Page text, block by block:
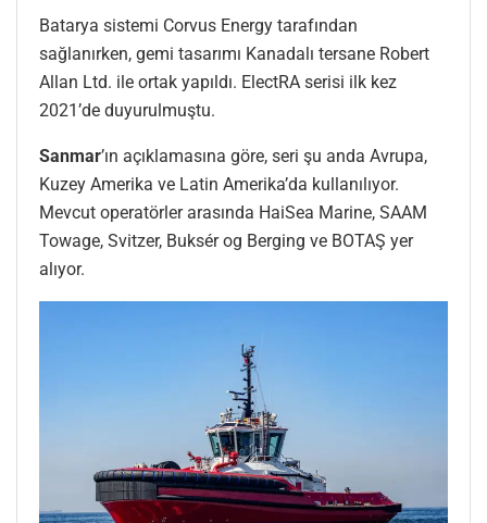
Batarya sistemi Corvus Energy tarafından
sağlanırken, gemi tasarımı Kanadalı tersane Robert
Allan Ltd. ile ortak yapıldı. ElectRA serisi ilk kez
2021’de duyurulmuştu.
Sanmar’ın açıklamasına göre, seri şu anda Avrupa,
Kuzey Amerika ve Latin Amerika’da kullanılıyor.
Mevcut operatörler arasında HaiSea Marine, SAAM
Towage, Svitzer, Buksér og Berging ve BOTAŞ yer
alıyor.